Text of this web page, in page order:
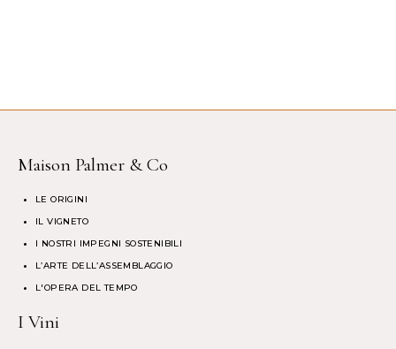
Maison Palmer & Co
LE ORIGINI
IL VIGNETO
I NOSTRI IMPEGNI SOSTENIBILI
L’ARTE DELL’ASSEMBLAGGIO
L'OPERA DEL TEMPO
I Vini